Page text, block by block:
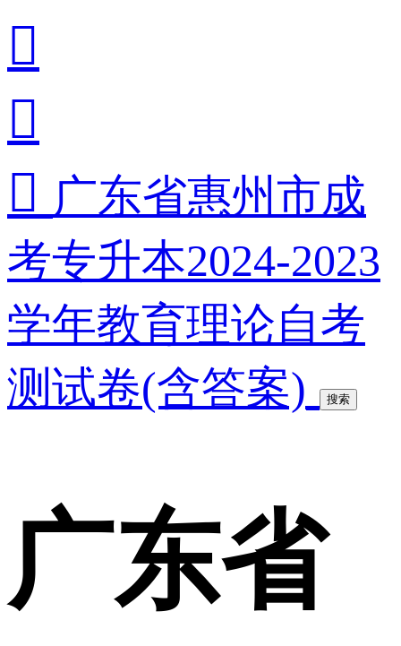


 广东省惠州市成
考专升本2024-2023
学年教育理论自考
测试卷(含答案)
搜索
广东省